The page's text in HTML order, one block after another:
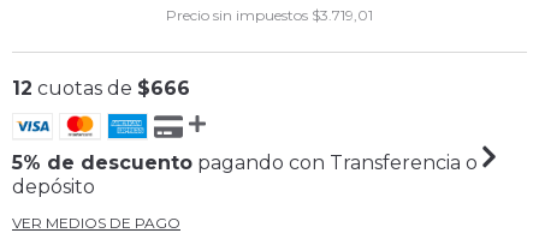
Precio sin impuestos $3.719,01
12 cuotas de $666
5% de descuento pagando con Transferencia o
depósito
VER MEDIOS DE PAGO